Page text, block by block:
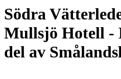
Södra
Mullsjö Hotell -
del av